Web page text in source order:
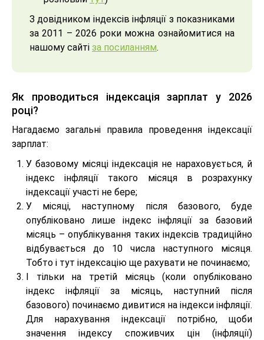
З довідником індексів інфляції з показниками
за 2011 – 2026 роки можна ознайомитися на
нашому сайті за посиланням.
Як проводиться індексація зарплат у 2026
році?
Нагадаємо загальні правила проведення індексації
зарплат:
У базовому місяці індексація не нараховується, й
індекс інфляції такого місяця в розрахунку
індексації участі не бере;
У місяці, наступному після базового, буде
опубліковано лише індекс інфляції за базовий
місяць – опублікування таких індексів традиційно
відбувається до 10 числа наступного місяця.
Тобто і тут індексацію ще рахувати не починаємо;
І тільки на третій місяць (коли опубліковано
індекс інфляції за місяць, наступний після
базового) починаємо дивитися на індекси інфляції.
Для нарахування індексації потрібно, щоби
значення індексу споживчих цін (інфляції)